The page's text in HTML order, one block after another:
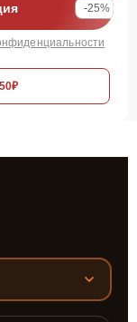
-25%